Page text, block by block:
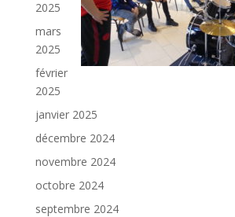
2025
mars
2025
février
2025
janvier 2025
décembre 2024
novembre 2024
octobre 2024
septembre 2024